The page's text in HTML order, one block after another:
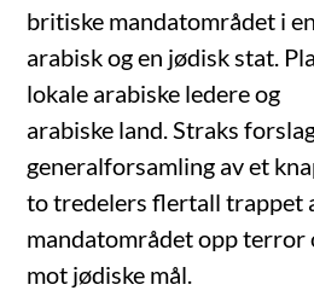
britiske mandatområdet i en
arabisk og en jødisk stat.
lokale arabiske ledere og
arabiske land. Straks
generalforsamling av et
to tredelers flertall trappet
mandatområdet opp terror
mot jødiske mål.